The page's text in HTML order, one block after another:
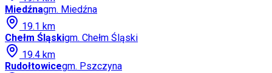
Miedźnagm. Miedźna
19.1 km
Chełm Śląskigm. Chełm Śląski
19.4 km
Rudołtowicegm. Pszczyna